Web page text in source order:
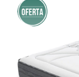
variantes.
Las
pueden
¡Oferta!